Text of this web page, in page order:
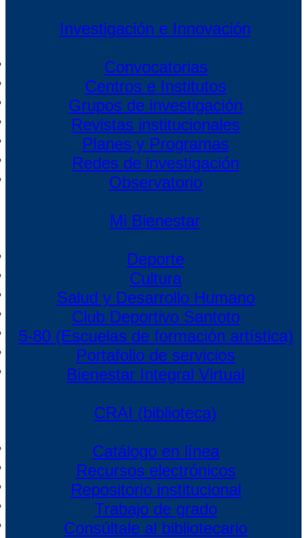
Investigación e Innovación
Convocatorias
Centros e Institutos
Grupos de investigación
Revistas institucionales
Planes y Programas
Redes de investigación
Observatorio
Mi Bienestar
Deporte
Cultura
Salud y Desarrollo Humano
Club Deportivo Santoto
5-80 (Escuelas de formación artística)
Portafolio de servicios
Bienestar Integral Virtual
CRAI (biblioteca)
Catálogo en línea
Recursos electrónicos
Repositorio institucional
Trabajo de grado
Consúltale al bibliotecario